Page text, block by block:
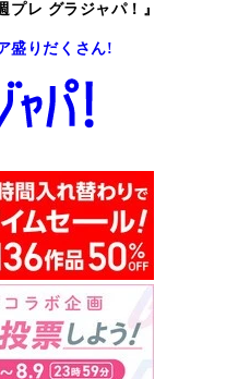
プレ グラジャパ！』
盛りだくさん!